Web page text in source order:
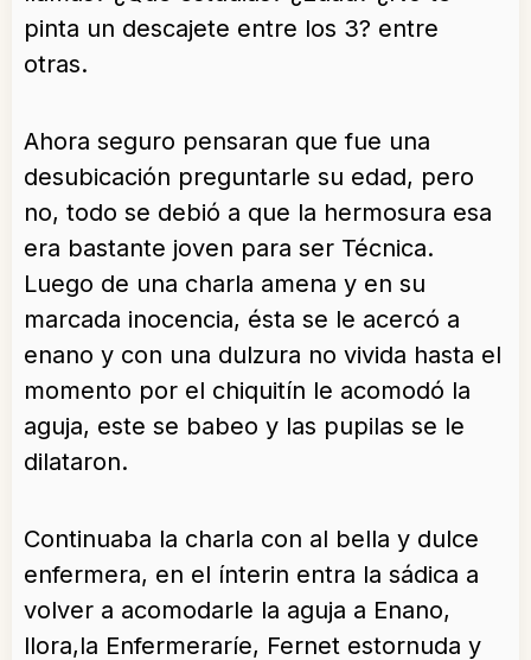
pinta un descajete entre los 3? entre
otras.
Ahora seguro pensaran que fue una
desubicación preguntarle su edad, pero
no, todo se debió a que la hermosura esa
era bastante joven para ser Técnica.
Luego de una charla amena y en su
marcada inocencia, ésta se le acercó a
enano y con una dulzura no vivida hasta el
momento por el chiquitín le acomodó la
aguja, este se babeo y las pupilas se le
dilataron.
Continuaba la charla con al bella y dulce
enfermera, en el ínterin entra la sádica a
volver a acomodarle la aguja a Enano,
llora,la Enfermeraríe, Fernet estornuda y